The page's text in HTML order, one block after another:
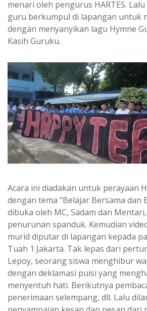
menari oleh pengurus HARTES.
guru berkumpul di lapangan untuk
dengan menyanyikan lagu Hymne
Kasih Guruku.
Acara ini diadakan untuk perayaan
dengan tema “Belajar Bersama dan
dibuka oleh MC, Sadam dan
penurunan spanduk. Kemudian
murid diputar di lapangan kepada
Tuah 1 Jakarta. Tak lepas dari
Lepoy, seorang siswa menghibur
dengan deklamasi puisi yang
menyentuh hati. Berikutnya
penerimaan selempang, dll. Lalu